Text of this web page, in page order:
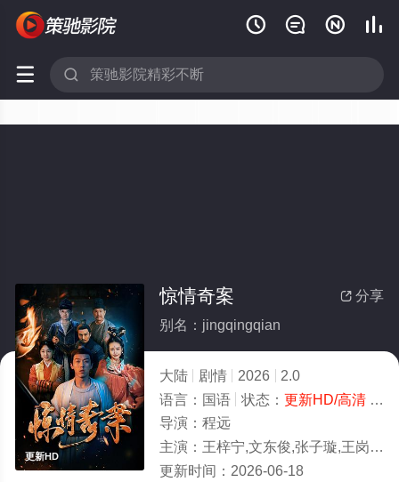
   
 
更新HD
 分享
惊情奇案
别名：jingqingqian
大陆 剧情 2026
2.0
语言： 国语 状态： 更新HD/高清- 免费在线观看
导演： 程远
主演： 王梓宁,文东俊,张子璇,王岗,郑初晨
更新时间： 2026-06-18